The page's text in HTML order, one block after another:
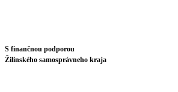
S finančnou podporou
Žilinského samosprávneho kraja